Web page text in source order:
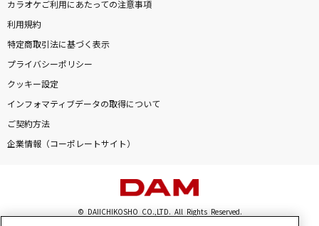
カラオケご利用にあたっての注意事項
利用規約
特定商取引法に基づく表示
プライバシーポリシー
クッキー設定
インフォマティブデータの取得について
ご契約方法
企業情報（コーポレートサイト）
© DAIICHIKOSHO CO.,LTD. All Rights Reserved.